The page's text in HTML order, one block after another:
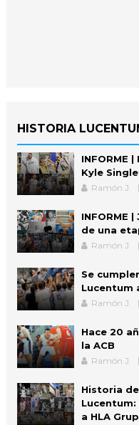
HISTORIA
INFORME
Kyle
Ramón J.
INFORME
de una
Ramón J.
Se
Lucentum
Ramón J.
Hace 20
la ACB
Ramón J.
Historia
a HLA